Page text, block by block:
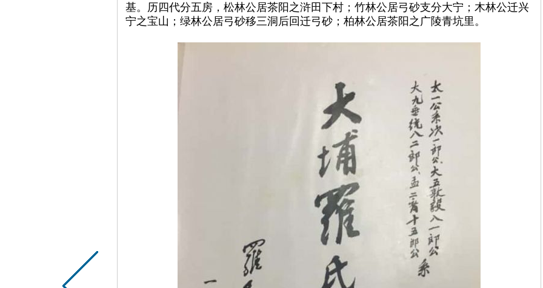
基。历四代分五房，松林公居茶阳之浒田下村；竹林公居弓砂支分大宁；木林公迁兴
宁之宝山；绿林公居弓砂移三洞后回迁弓砂；柏林公居茶阳之广陵青坑里。